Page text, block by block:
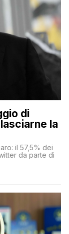
di
la
il 57,5% dei
da parte di